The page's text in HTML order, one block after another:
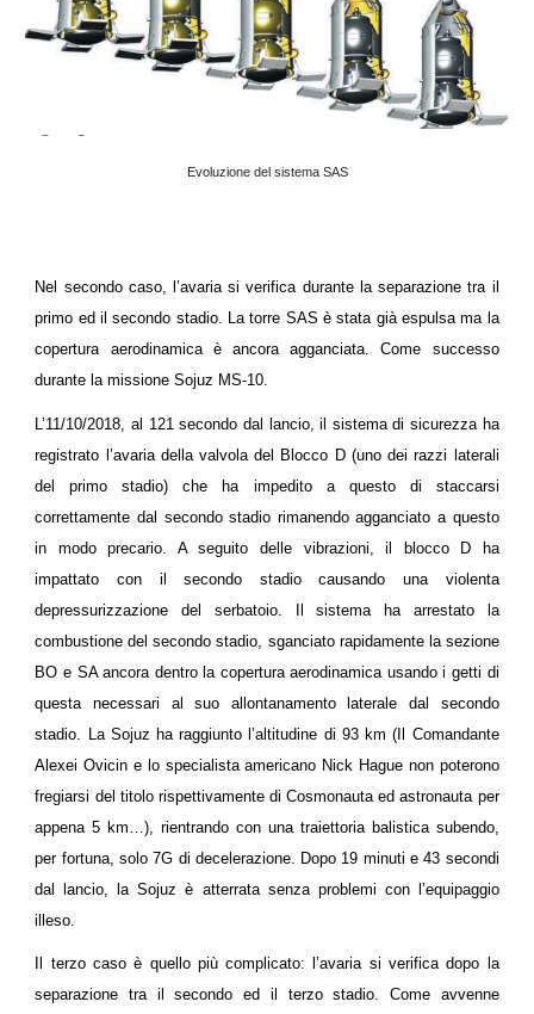
Evoluzione del sistema SAS
Nel secondo caso, l’avaria si verifica durante la separazione tra il
primo ed il secondo stadio. La torre SAS è stata già espulsa ma la
copertura aerodinamica è ancora agganciata. Come successo
durante la missione Sojuz MS-10.
L’11/10/2018, al 121 secondo dal lancio, il sistema di sicurezza ha
registrato l’avaria della valvola del Blocco D (uno dei razzi laterali
del primo stadio) che ha impedito a questo di staccarsi
correttamente dal secondo stadio rimanendo agganciato a questo
in modo precario. A seguito delle vibrazioni, il blocco D ha
impattato con il secondo stadio causando una violenta
depressurizzazione del serbatoio. Il sistema ha arrestato la
combustione del secondo stadio, sganciato rapidamente la sezione
BO e SA ancora dentro la copertura aerodinamica usando i getti di
questa necessari al suo allontanamento laterale dal secondo
stadio. La Sojuz ha raggiunto l’altitudine di 93 km (Il Comandante
Alexei Ovicin e lo specialista americano Nick Hague non poterono
fregiarsi del titolo rispettivamente di Cosmonauta ed astronauta per
appena 5 km…), rientrando con una traiettoria balistica subendo,
per fortuna, solo 7G di decelerazione. Dopo 19 minuti e 43 secondi
dal lancio, la Sojuz è atterrata senza problemi con l’equipaggio
illeso.
Il terzo caso è quello più complicato: l’avaria si verifica dopo la
separazione tra il secondo ed il terzo stadio. Come avvenne